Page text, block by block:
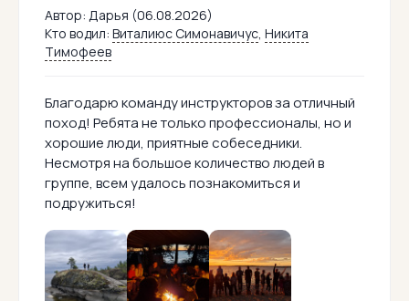
Автор: Дарья (06.08.2026)
Кто водил: Виталиюс Симонавичус, Никита
Тимофеев
Благодарю команду инструкторов за отличный
поход! Ребята не только профессионалы, но и
хорошие люди, приятные собеседники.
Несмотря на большое количество людей в
группе, всем удалось познакомиться и
подружиться!